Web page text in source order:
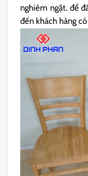
nghiêm ngặt. để
đến khách hàng